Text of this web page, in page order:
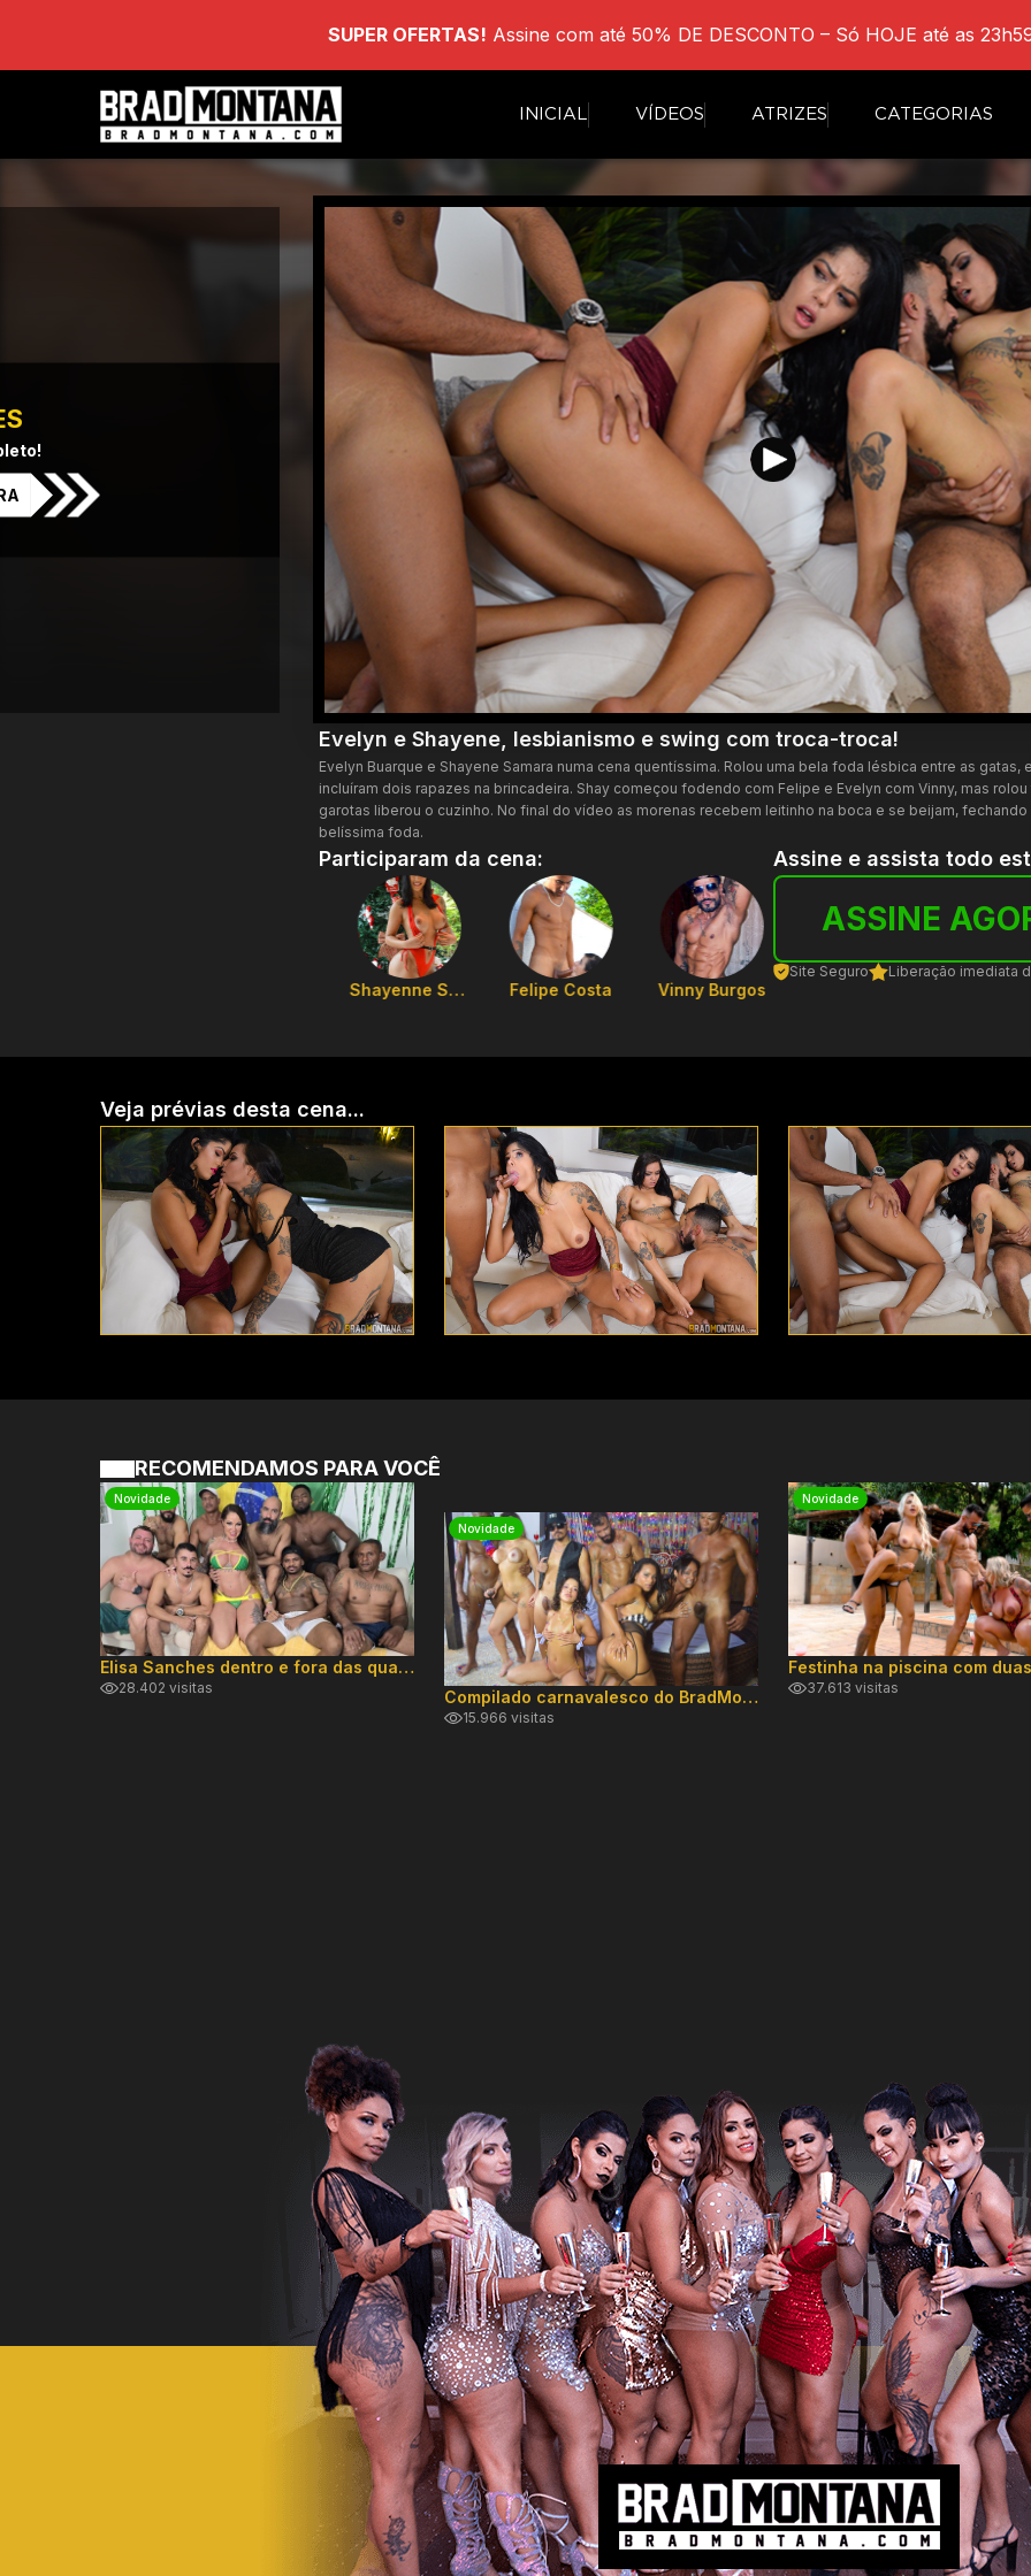
SUPER OFERTAS! Assine com até 50% DE DESCONTO – Só HOJE até as
INICIAL VÍDEOS ATRIZES CATEGORIAS
Evelyn e Shayene, lesbianismo e swing com troca-troca!
Evelyn Buarque e Shayene Samara numa cena quentíssima. Rolou uma bela foda lésbica entre as gatas,
incluíram dois rapazes na brincadeira. Shay começou fodendo com Felipe e Evelyn com Vinny, mas
garotas liberou o cuzinho. No final do vídeo as morenas recebem leitinho na boca e se beijam,
belíssima foda.
Participaram da cena:
Evelyn Buarque Shayenne Samara Felipe Costa
Assine e assista todo
ASSINE
Site Seguro Liberação imediata
Veja prévias desta cena...
RECOMENDAMOS PARA VOCÊ
Novidade
Elisa Sanches dentro e fora das quatro linhas
28.402 visitas
Novidade
Compilado carnavalesco do BradMontana
15.966 visitas
Novidade
37.613 visitas